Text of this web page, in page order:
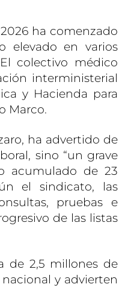
ha comenzado
elevado en varios
colectivo médico
interministerial
y Hacienda para
Marco.
ha advertido de
sino “un grave
acumulado de 23
el sindicato, las
pruebas e
de las listas
de 2,5 millones de
y advierten